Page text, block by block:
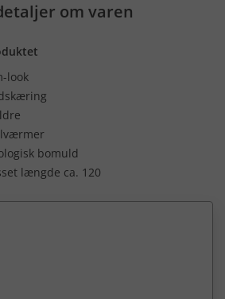
om varen
look
bomuld
længde ca. 120